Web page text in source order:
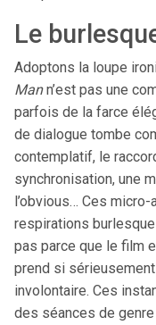
Le
Adoptons la loupe
Mann’est pas une
parfois de la farce
de dialogue tombe
contemplatif, le
synchronisation, une
l’obvious… Ces
respirations
pas parce que le film
prend si sérieusement
involontaire. Ces
des séances de